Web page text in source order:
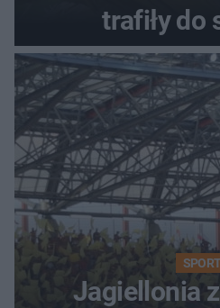
trafiły do
Jagiellonia